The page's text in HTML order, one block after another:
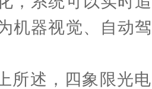
机器视觉、自动
述，四象限光电